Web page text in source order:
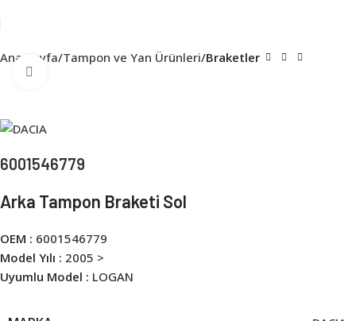
Ana Sayfa Tampon ve Yan Ürünleri Braketler
6001546779
Arka Tampon Braketi Sol
OEM : 6001546779
Model Yılı : 2005 >
Uyumlu Model : LOGAN